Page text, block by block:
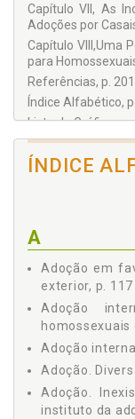
Capítulo VII, As
Adoções por
Capítulo VIII,Uma
para
Referências, p. 201
Índice Alfabético,
Lista de Gráficos,
Gráfico 1, p. 169
Gráfico 2, p. 171
Gráfico 6, p. 175
Gráfico 7, p. 175
Gráfico 8, p. 179
Gráfico 9, p. 181
Gráfico 10, p. 182
Lista de Tabelas,
Tabela 1, p. 170
Tabela 2, p. 172
Tabela 3, p. 174
ÍNDICE
A
Adoção em
exterior, p. 117
Adoção
Adoção
Adoção.
Adoção.
instituto da